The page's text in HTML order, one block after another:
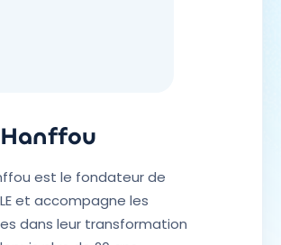
est le fondateur de
et accompagne les
dans leur transformation